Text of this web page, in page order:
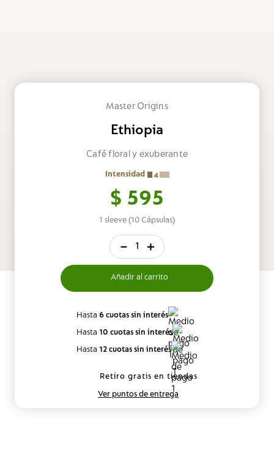
Master Origins
Ethiopia
Café floral y exuberante
Intensidad 4
$ 595
1 sleeve (10 Cápsulas)
＋
－
Hasta 6 cuotas sin interés
Hasta 10 cuotas sin interés
Hasta 12 cuotas sin interés
Retiro gratis en tiendas
Ver puntos de entrega